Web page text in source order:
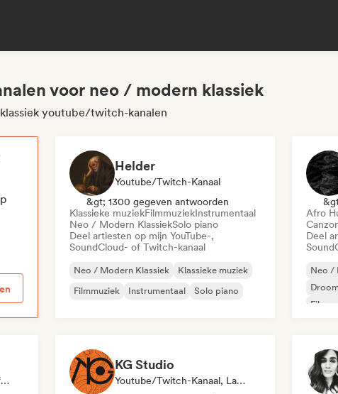
voor neo / modern klassiek
youtube/twitch-kanalen
Helder
Youtube/Twitch-Kanaal
&gt; 1300 gegeven antwoorden
Klassieke muziekFilmmuziekInstrumentaal
Neo / Modern KlassiekSolo piano
Deel artiesten op mijn YouTube-,
SoundCloud- of Twitch-kanaal
Neo / Modern Klassiek
Klassieke muziek
Filmmuziek
Instrumentaal Solo piano
Afro
Deel
Neo /
Youtube/Twitch-Kanaal, Afspeellijst Curator
KG Studio
Youtube/Twitch-Kanaal, Label, Sociale Media Beïnvloeder